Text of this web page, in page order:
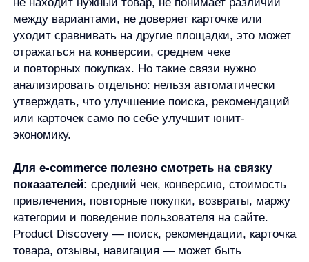
Для e-commerce такой расчет особенно полезен как
диагностический инструмент. Он помогает увидеть,
где стоит проверять экономику заказа, клиента,
категории или канала. Но улучшать результат
нужно не по одной формуле, а через конкретную
причину: цену, маржу, привлечение, повторные
покупки, поведение пользователя или качество
данных.
Менеджер проектов any
Станислав Вичиновский — MarCom Manager в any. Он занимается
ведением комьюнити, контентом, вебинарами и исследованиями,
а также пишет материалы об AI и e-commerce.
В any Станислав работает с задачами на стыке продукта,
клиентского сервиса и маркетинга. Он участвовал в продуктовом
развитии, помогал выстраивать процессы в команде, занимался
клиентским сервисом и экспериментальными AI-направлениями.